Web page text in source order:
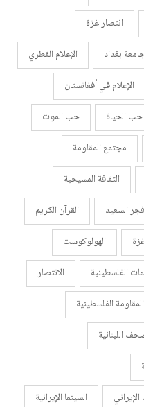
انتصار غزة
بغداد
الإعلام القطري
الإعلام في أفغانستان
حب الحياة
حب الموت
مجتمع المقاومة
الثقافة المسيحية
فجر السعيد
القرآن الكريم
الهولوكوست
الفلسطينية
الانتصار
الفلسطينية
اللبنانية
السينما الإيرانية